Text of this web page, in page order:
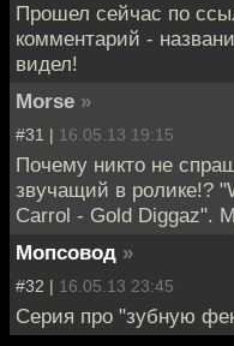
Прошел сейчас по
комментарий -
видел!
Morse »
#31 | 16.05.13 19:15
Почему никто не
звучащий в ролике!?
Carrol - Gold Diggaz".
Мопсовод »
#32 | 16.05.13 23:45
Серия про "зубную